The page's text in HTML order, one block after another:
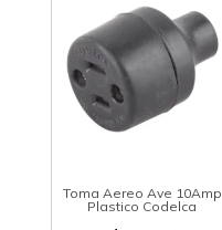
Toma Aereo Ave 10Amp
Plastico Codelca